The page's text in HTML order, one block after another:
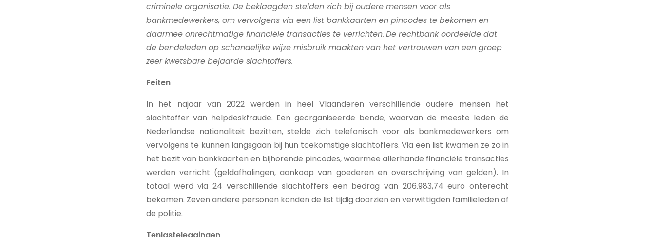
criminele organisatie. De beklaagden stelden zich bij oudere mensen voor als
bankmedewerkers, om vervolgens via een list bankkaarten en pincodes te bekomen en
daarmee onrechtmatige financiële transacties te verrichten. De rechtbank oordeelde dat
de bendeleden op schandelijke wijze misbruik maakten van het vertrouwen van een groep
zeer kwetsbare bejaarde slachtoffers.
Feiten
In het najaar van 2022 werden in heel Vlaanderen verschillende oudere mensen het
slachtoffer van helpdeskfraude. Een georganiseerde bende, waarvan de meeste leden de
Nederlandse nationaliteit bezitten, stelde zich telefonisch voor als bankmedewerkers om
vervolgens te kunnen langsgaan bij hun toekomstige slachtoffers. Via een list kwamen ze zo in
het bezit van bankkaarten en bijhorende pincodes, waarmee allerhande financiële transacties
werden verricht (geldafhalingen, aankoop van goederen en overschrijving van gelden). In
totaal werd via 24 verschillende slachtoffers een bedrag van 206.983,74 euro onterecht
bekomen. Zeven andere personen konden de list tijdig doorzien en verwittigden familieleden of
de politie.